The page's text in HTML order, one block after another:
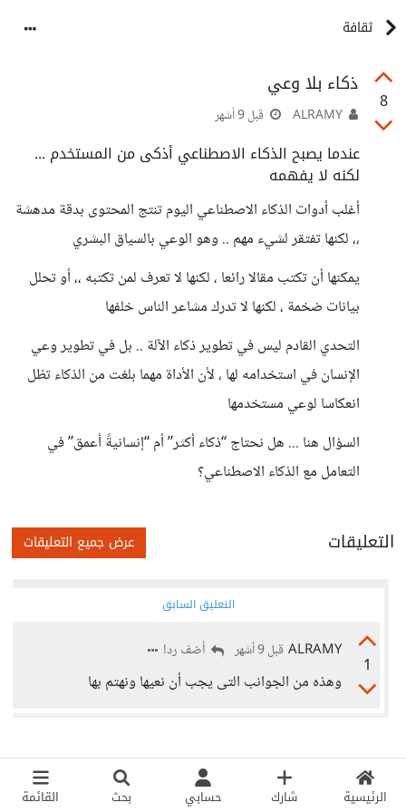
الرئيسية شارك حسابي بحث القائمة
ثقافة
8
ذكاء بلا وعي
قبل 9 أشهر
عندما يصبح الذكاء الاصطناعي أذكى من المستخدم ...
لكنه لا يفهمه
أغلب أدوات الذكاء الاصطناعي اليوم تنتج المحتوى بدقة مدهشة
،، لكنها تفتقر لشيء مهم .. وهو الوعي بالسياق البشري
يمكنها أن تكتب مقالا رائعا ، لكنها لا تعرف لمن تكتبه ،، أو تحلل
بيانات ضخمة ، لكنها لا تدرك مشاعر الناس خلفها
التحدي القادم ليس في تطوير ذكاء الآلة .. بل في تطوير وعي
الإنسان في استخدامه لها ، لأن الأداة مهما بلغت من الذكاء تظل
انعكاسا لوعي مستخدمها
السؤال هنا ... هل نحتاج “ذكاء أكثر” أم “إنسانيةً أعمق” في
التعامل مع الذكاء الاصطناعي؟
التعليقات عرض جميع التعليقات
التعليق السابق
1
ALRAMY قبل 9 أشهر أضف ردا
وهذه من الجوانب التى يجب أن نعيها ونهتم بها